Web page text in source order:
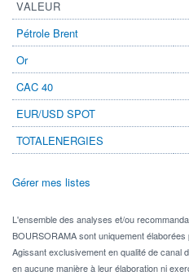
VALEUR
Pétrole Brent
Or
CAC 40
EUR/USD SPOT
TOTALENERGIES
Gérer mes listes
L'ensemble des analyses et/ou
BOURSORAMA sont uniquement
Agissant exclusivement en qualité de canal
en aucune manière à leur élaboration ni